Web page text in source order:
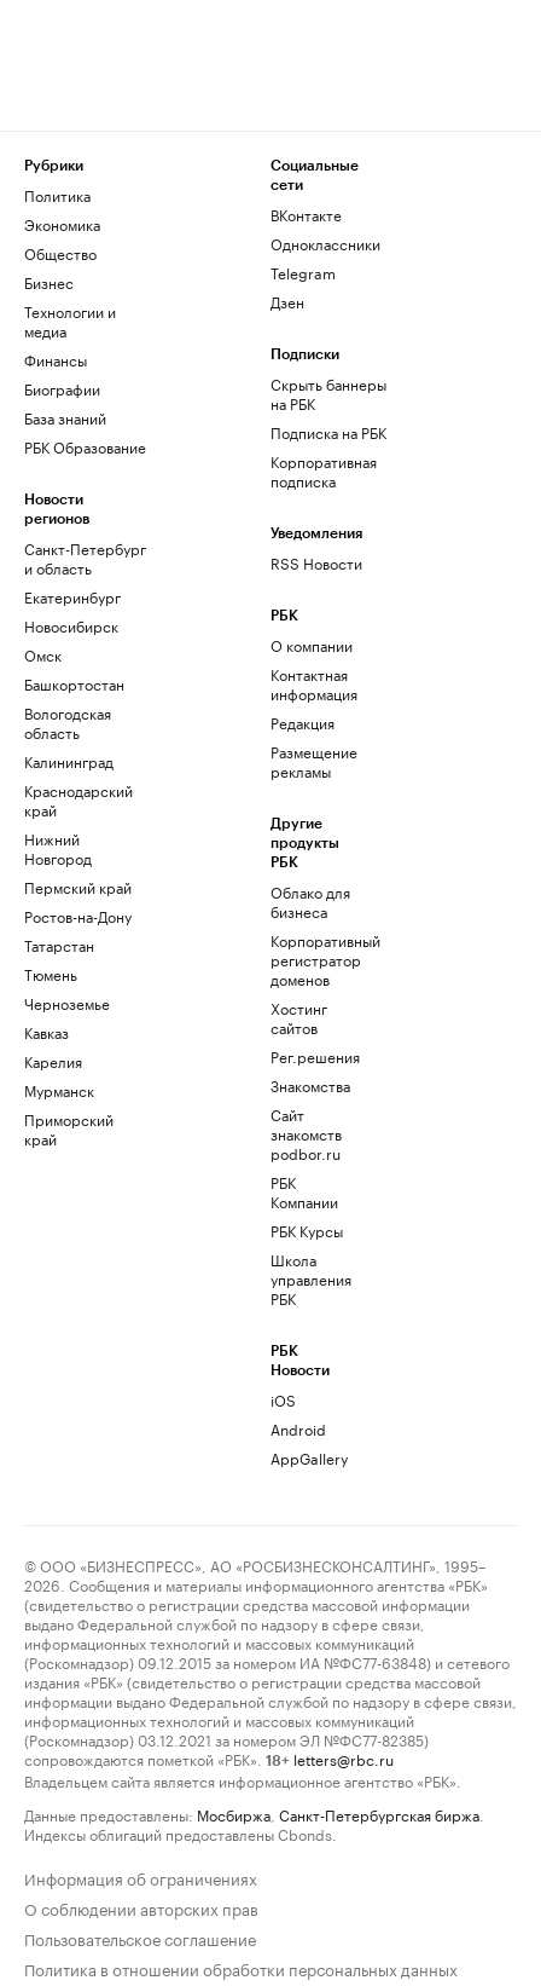
Рубрики
Политика
Экономика
Общество
Бизнес
Технологии и
медиа
Финансы
Биографии
База знаний
РБК Образование
Новости
регионов
Санкт-Петербург
и область
Екатеринбург
Новосибирск
Омск
Башкортостан
Вологодская
область
Калининград
Краснодарский
край
Нижний
Новгород
Пермский край
Ростов-на-Дону
Татарстан
Тюмень
Черноземье
Кавказ
Карелия
Мурманск
Приморский
край
Социальные
сети
ВКонтакте
Одноклассники
Telegram
Дзен
Подписки
Скрыть баннеры
на РБК
Подписка на РБК
Корпоративная
подписка
Уведомления
RSS Новости
РБК
О компании
Контактная
информация
Редакция
Размещение
рекламы
Другие
продукты
РБК
Облако для
бизнеса
Корпоративный
регистратор
доменов
Хостинг
сайтов
Рег.решения
Знакомства
Сайт
знакомств
podbor.ru
РБК
Компании
РБК Курсы
Школа
управления
РБК
РБК
Новости
iOS
Android
AppGallery
© ООО «БИЗНЕСПРЕСС», АО «РОСБИЗНЕСКОНСАЛТИНГ», 1995–
2026. Сообщения и материалы информационного агентства «РБК»
(свидетельство о регистрации средства массовой информации
выдано Федеральной службой по надзору в сфере связи,
информационных технологий и массовых коммуникаций
(Роскомнадзор) 09.12.2015 за номером ИА №ФС77-63848) и сетевого
издания «РБК» (свидетельство о регистрации средства массовой
информации выдано Федеральной службой по надзору в сфере связи,
информационных технологий и массовых коммуникаций
(Роскомнадзор) 03.12.2021 за номером ЭЛ №ФС77-82385)
сопровождаются пометкой «РБК».
18+ letters@rbc.ru
Владельцем сайта является информационное агентство «РБК».
Данные предоставлены: Мосбиржа Санкт-Петербургская биржа
Индексы облигаций предоставлены Cbonds.
Информация об ограничениях
О соблюдении авторских прав
Пользовательское соглашение
Политика в отношении обработки персональных данных